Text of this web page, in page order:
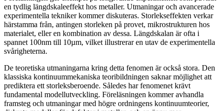
en tydlig längdskaleeffekt hos metaller. Utmaningar och avancerade
experimentella tekniker kommer diskuteras. Storlekseffekten verkar
härstamma från, antingen storleken på provet, mikrostrukturen hos
materialet, eller en kombination av dessa. Längdskalan är ofta i
spannet 100nm till 10µm, vilket illustrerar en utav de experimentella
svårigheterna.
De teoretiska utmaningarna kring detta fenomen är också stora. Den
klassiska kontinuummekaniska teoribildningen saknar möjlighet att
prediktera ett storleksberoende. Således har fenomenet krävt
fundamental modellutveckling. Föreläsningen kommer avhandla
framsteg och utmaningar med högre ordningens kontinuumteorier,